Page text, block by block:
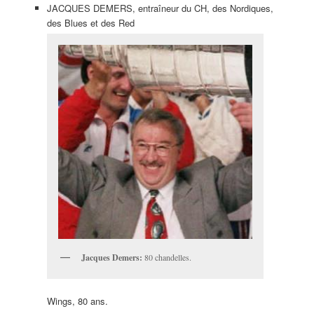
JACQUES DEMERS, entraîneur du CH, des Nordiques,
des Blues et des Red
Jacques Demers: 80 chandelles.
Wings, 80 ans.